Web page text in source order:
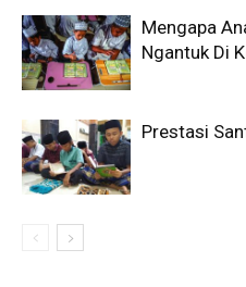
Mengapa
Ngantuk Di
Prestasi